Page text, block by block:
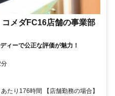
メダFC16店舗の事業部
ィーで公正な評価が魅力！
たり176時間 【店舗勤務の場合】